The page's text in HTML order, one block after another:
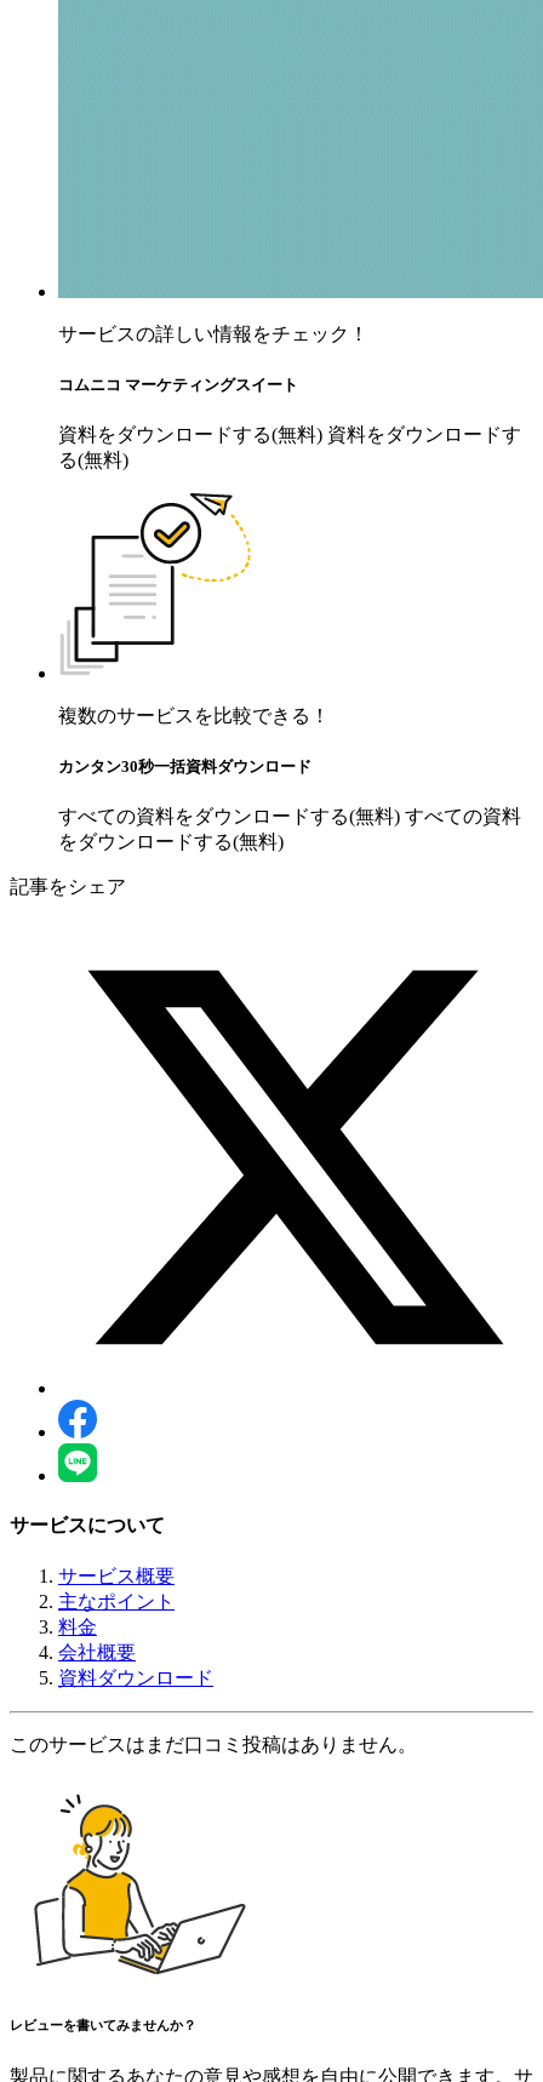
サービスの詳しい情報をチェック！
コムニコ マーケティングスイート
資料をダウンロードする(無料) 資料をダウンロードす
る(無料)
複数のサービスを比較できる！
カンタン30秒一括資料ダウンロード
すべての資料をダウンロードする(無料) すべての資料
をダウンロードする(無料)
記事をシェア
サービスについて
サービス概要
主なポイント
料金
会社概要
資料ダウンロード
このサービスはまだ口コミ投稿はありません。
レビューを書いてみませんか？
製品に関するあなたの意見や感想を自由に公開できます。サ